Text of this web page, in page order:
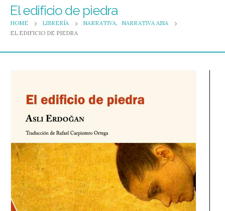
El edificio de piedra
HOME LIBRERÍA NARRATIVA,
NARRATIVA ASIA
EL EDIFICIO DE PIEDRA